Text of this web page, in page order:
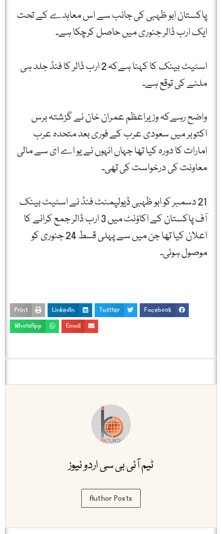
پاکستان ابو ظہبی کی جانب سے اس معاہدے کے تحت
ایک ارب ڈالر جنوری میں حاصل کرچکا ہے۔
اسٹیٹ بینک کا کہنا ہےکہ 2 ارب ڈالر کا فنڈ جلد ہی
ملنے کی توقع ہے۔
واضح رہےکہ وزیراعظم عمران خان نے گزشتہ برس
اکتوبر میں سعودی عرب کے فوری بعد متحدہ عرب
امارات کا دورہ کیا تھا جہاں انہوں نے یو اے ای سے مالی
معاونت کی درخواست کی تھی۔
21 دسمبر کو ابو ظہبی ڈیولپمنٹ فنڈ نے اسٹیٹ بینک
آف پاکستان کے اکاؤنٹ میں 3 ارب ڈالر جمع کرانے کا
اعلان کیا تھا جن میں سے پہلی قسط 24 جنوری کو
موصول ہوئی۔
Facebook
Twitter
LinkedIn
Print
Email
WhatsApp
ٹیم آئی بی سی اردو نیوز
Author Posts